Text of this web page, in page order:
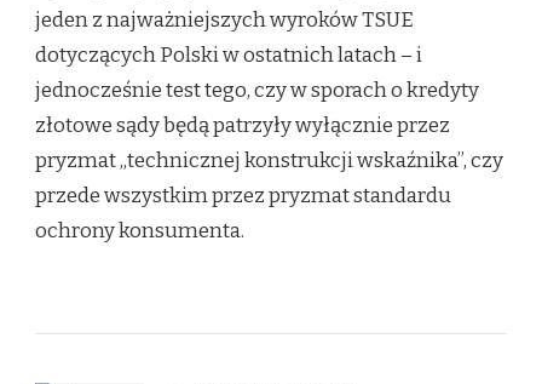
jeden z najważniejszych wyroków TSUE
dotyczących Polski w ostatnich latach – i
jednocześnie test tego, czy w sporach o kredyty
złotowe sądy będą patrzyły wyłącznie przez
pryzmat „technicznej konstrukcji wskaźnika”, czy
przede wszystkim przez pryzmat standardu
ochrony konsumenta.